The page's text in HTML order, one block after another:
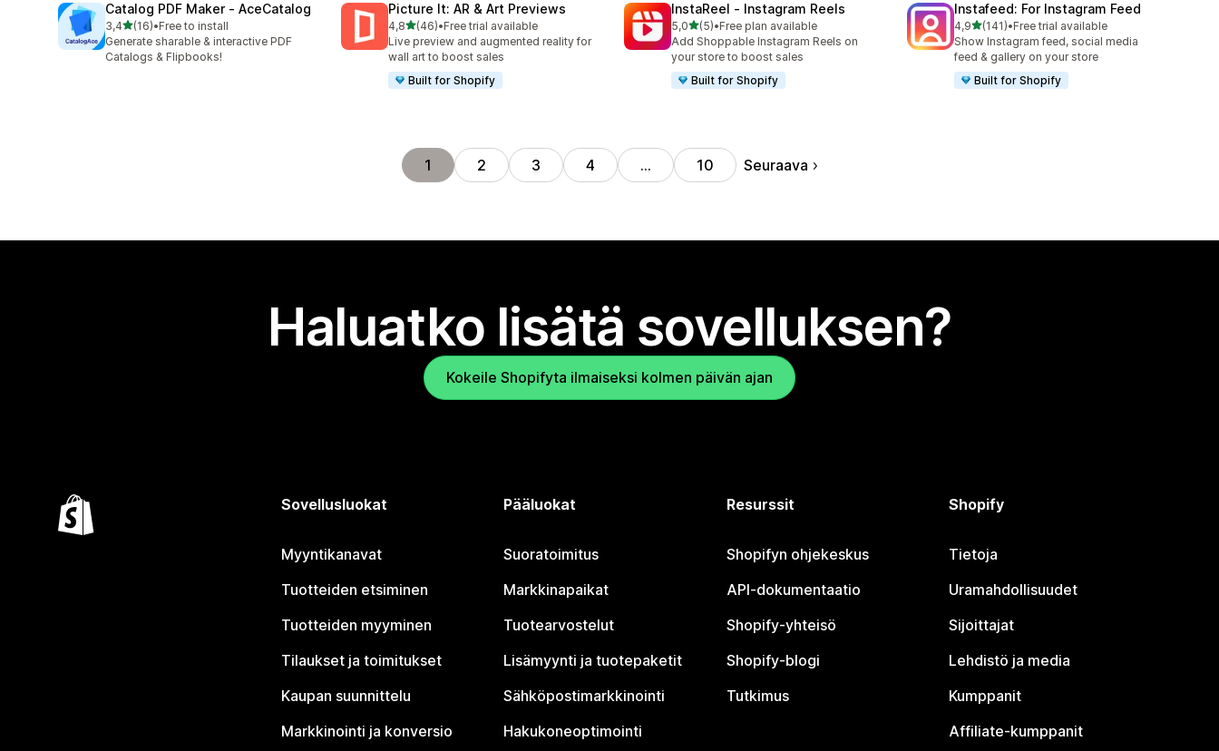
Catalog PDF Maker ‑ AceCatalog
3,4/ 5 tähteä
(16)
16 arvostelua yhteensä
•Free to install
Generate sharable & interactive PDF
Catalogs & Flipbooks!
Picture It: AR & Art Previews
4,8/ 5 tähteä
(46)
46 arvostelua yhteensä
•Free trial available
Live preview and augmented reality for
wall art to boost sales
Built for Shopify
InstaReel ‑ Instagram Reels
5,0/ 5 tähteä
(5)
5 arvostelua yhteensä
•Free plan available
Add Shoppable Instagram Reels on
your store to boost sales
Built for Shopify
Instafeed: For Instagram Feed
4,9/ 5 tähteä
(141)
141 arvostelua yhteensä
•Free trial available
Show Instagram feed, social media
feed & gallery on your store
Built for Shopify
1 2 3 4 … 10 Seuraava
Haluatko lisätä sovelluksen?
Kokeile Shopifyta ilmaiseksi kolmen päivän ajan
Sovellusluokat
Myyntikanavat
Tuotteiden etsiminen
Tuotteiden myyminen
Tilaukset ja toimitukset
Kaupan suunnittelu
Markkinointi ja konversio
Pääluokat
Suoratoimitus
Markkinapaikat
Tuotearvostelut
Lisämyynti ja tuotepaketit
Sähköpostimarkkinointi
Hakukoneoptimointi
Resurssit
Shopifyn ohjekeskus
API-dokumentaatio
Shopify-yhteisö
Shopify-blogi
Tutkimus
Shopify
Tietoja
Uramahdollisuudet
Sijoittajat
Lehdistö ja media
Kumppanit
Affiliate-kumppanit